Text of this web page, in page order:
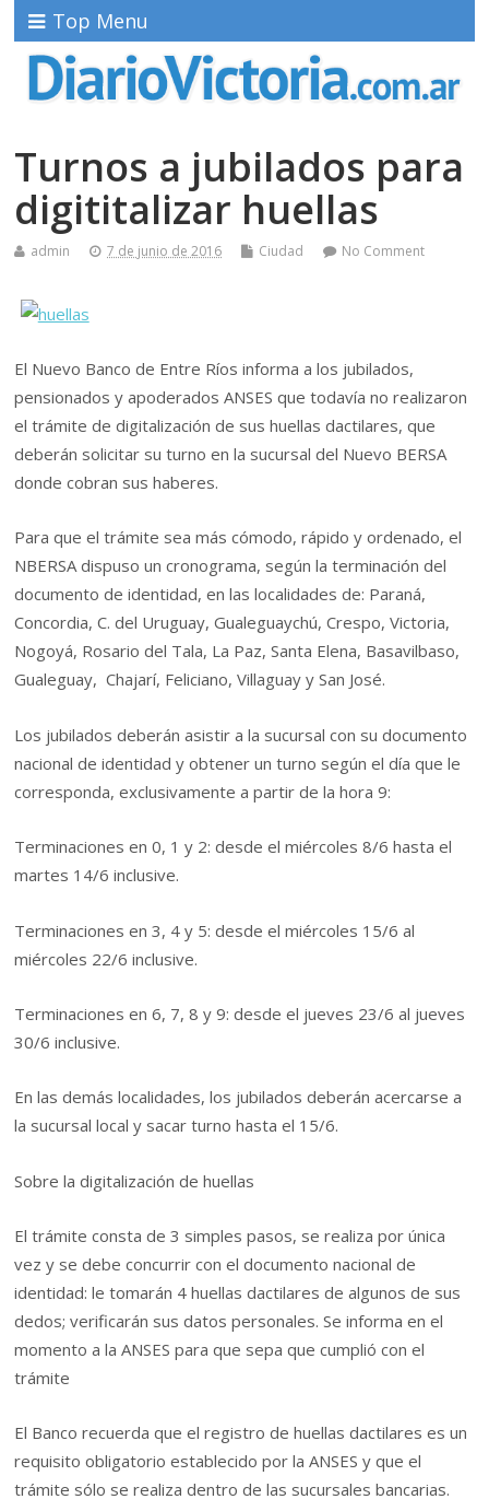
Top Menu
Turnos a jubilados para
digititalizar huellas
admin 7 de junio de 2016 Ciudad No Comment
El Nuevo Banco de Entre Ríos informa a los jubilados,
pensionados y apoderados ANSES que todavía no realizaron
el trámite de digitalización de sus huellas dactilares, que
deberán solicitar su turno en la sucursal del Nuevo BERSA
donde cobran sus haberes.
Para que el trámite sea más cómodo, rápido y ordenado, el
NBERSA dispuso un cronograma, según la terminación del
documento de identidad, en las localidades de: Paraná,
Concordia, C. del Uruguay, Gualeguaychú, Crespo, Victoria,
Nogoyá, Rosario del Tala, La Paz, Santa Elena, Basavilbaso,
Gualeguay, Chajarí, Feliciano, Villaguay y San José.
Los jubilados deberán asistir a la sucursal con su documento
nacional de identidad y obtener un turno según el día que le
corresponda, exclusivamente a partir de la hora 9:
Terminaciones en 0, 1 y 2: desde el miércoles 8/6 hasta el
martes 14/6 inclusive.
Terminaciones en 3, 4 y 5: desde el miércoles 15/6 al
miércoles 22/6 inclusive.
Terminaciones en 6, 7, 8 y 9: desde el jueves 23/6 al jueves
30/6 inclusive.
En las demás localidades, los jubilados deberán acercarse a
la sucursal local y sacar turno hasta el 15/6.
Sobre la digitalización de huellas
El trámite consta de 3 simples pasos, se realiza por única
vez y se debe concurrir con el documento nacional de
identidad: le tomarán 4 huellas dactilares de algunos de sus
dedos; verificarán sus datos personales. Se informa en el
momento a la ANSES para que sepa que cumplió con el
trámite
El Banco recuerda que el registro de huellas dactilares es un
requisito obligatorio establecido por la ANSES y que el
trámite sólo se realiza dentro de las sucursales bancarias.